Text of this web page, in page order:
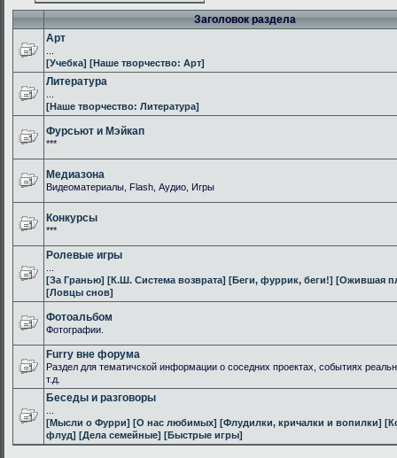
Заголовок раздела
Арт
[Учебка] [Наше творчество: Арт]
Литература
[Наше творчество: Литература]
Фурсьют и Мэйкап
***
Медиазона
Видеоматериалы, Flash, Аудио, Игры
Конкурсы
***
Ролевые игры
[За Гранью] [К.Ш. Система возврата] [Беги, фуррик, беги!] [Ожившая
[Ловцы снов]
Фотоальбом
Фотографии.
Furry вне форума
Раздел для тематичской информации о соседних проектах, событиях
т.д.
Беседы и разговоры
[Мысли о Фурри] [О нас любимых] [Флудилки, кричалки и вопилки]
флуд] [Дела семейные] [Быстрые игры]